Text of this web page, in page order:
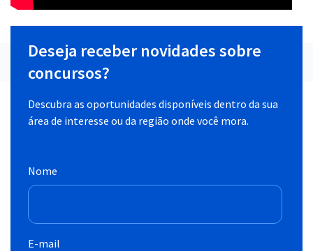
Deseja receber novidades sobre
concursos?
Descubra as oportunidades disponíveis dentro da sua
área de interesse ou da região onde você mora.
Nome
E-mail